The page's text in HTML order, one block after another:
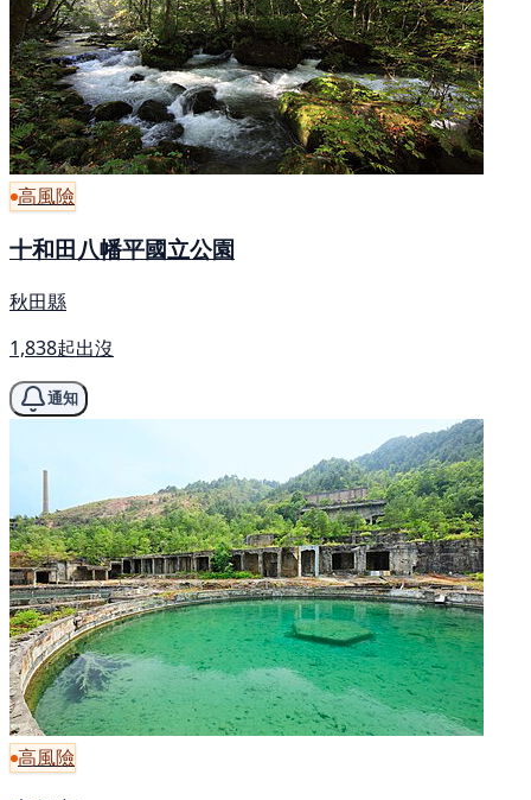
高風險
十和田八幡平國立公園
秋田縣
1,838起出沒
通知
高風險